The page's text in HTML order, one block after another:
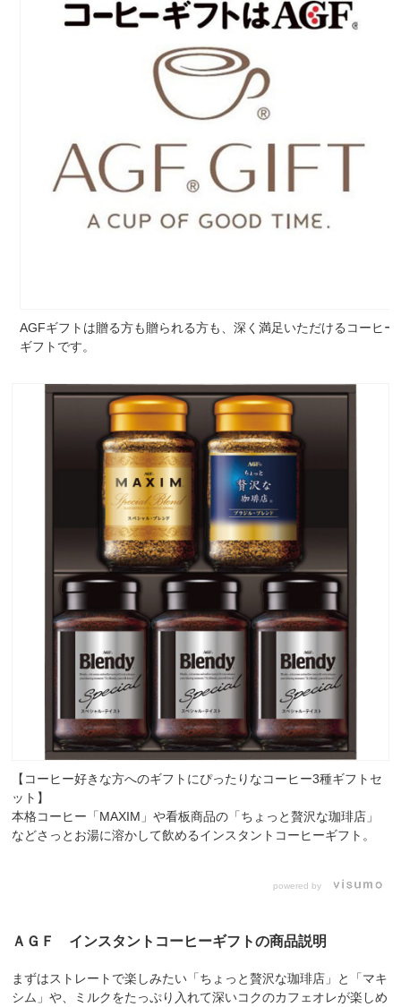
AGFギフトは贈る方も贈られる方も、深く満足いただけるコーヒー
ギフトです。
【コーヒー好きな方へのギフトにぴったりなコーヒー3種ギフトセ
ット】
本格コーヒー「MAXIM」や看板商品の「ちょっと贅沢な珈琲店」
などさっとお湯に溶かして飲めるインスタントコーヒーギフト。
powered by
ＡＧＦ インスタントコーヒーギフトの商品説明
まずはストレートで楽しみたい「ちょっと贅沢な珈琲店」と「マキ
シム」や、ミルクをたっぷり入れて深いコクのカフェオレが楽しめ